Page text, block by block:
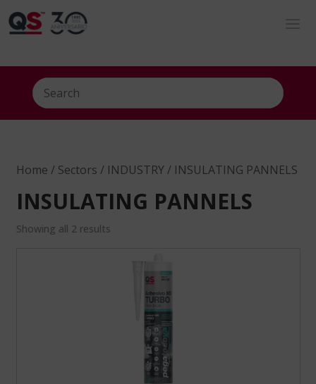
Home / Sectors / INDUSTRY/ INSULATING PANNELS
INSULATING PANNELS
Showing all 2 results